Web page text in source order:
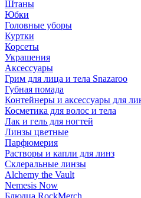
Штаны
Юбки
Головные уборы
Куртки
Корсеты
Украшения
Аксессуары
Грим для лица и тела Snazaroo
Губная помада
Контейнеры и аксессуары для
Косметика для волос и тела
Лак и гель для ногтей
Линзы цветные
Парфюмерия
Растворы и капли для линз
Склеральные линзы
Alchemy the Vault
Nemesis Now
Блюдца RockMerch